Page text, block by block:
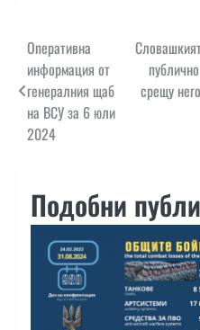
Навигация
Оперативна
информация от
генералния щаб
на ВСУ за 6 юли
2024
срещу
Подобни